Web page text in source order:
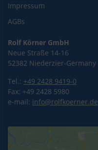
Impressum
AGBs
Rolf Körner GmbH
Neue Straße 14-16
52382 Niederzier-Germany
Tel.: +49 2428 9419-0
Fax: +49 2428 5980
e-mail: info@rolfkoerner.de